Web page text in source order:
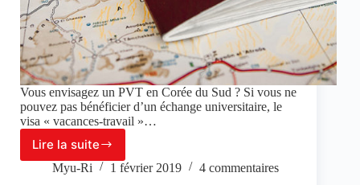
Vous envisagez un PVT en Corée du Sud ? Si vous ne
pouvez pas bénéficier d’un échange universitaire, le
visa « vacances-travail »…
Lire la suite
PVT
en
Myu-Ri 1 février 2019 4 commentaires